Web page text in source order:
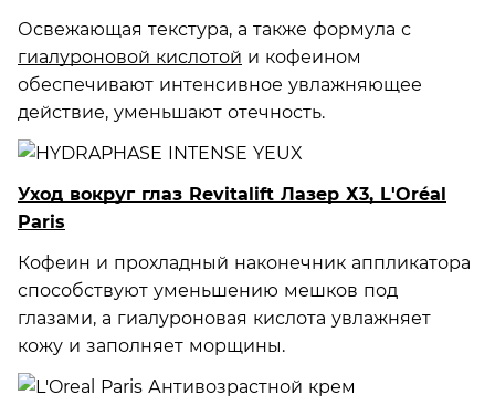
Освежающая текстура, а также формула с
гиалуроновой кислотой и кофеином
обеспечивают интенсивное увлажняющее
действие, уменьшают отечность.
Уход вокруг глаз Revitalift Лазер Х3, L'Oréal
Paris
Кофеин и прохладный наконечник аппликатора
способствуют уменьшению мешков под
глазами, а гиалуроновая кислота увлажняет
кожу и заполняет морщины.